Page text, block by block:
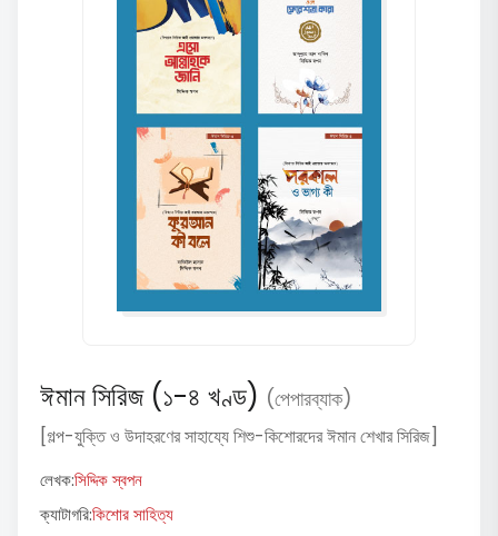
ঈমান সিরিজ (১-৪ খণ্ড) (পেপারব্যাক)
[গল্প-যুক্তি ও উদাহরণের সাহায্যে শিশু-কিশোরদের ঈমান শেখার সিরিজ]
লেখক:সিদ্দিক স্বপন
ক্যাটাগরি:কিশোর সাহিত্য